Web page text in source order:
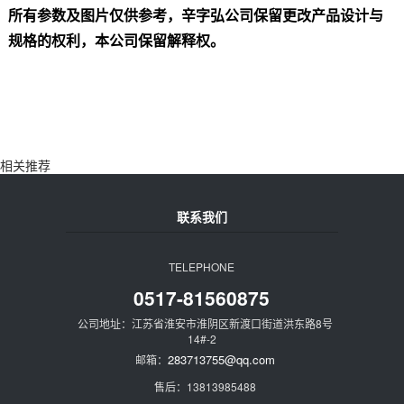
所有参数及图片仅供参考，辛字弘公司保留更改产品设计与
规格的权利，本公司保留解释权。
相关推荐
联系我们
TELEPHONE
0517-81560875
公司地址：江苏省淮安市淮阴区新渡口街道洪东路8号
14#-2
邮箱：283713755@qq.com
售后：13813985488